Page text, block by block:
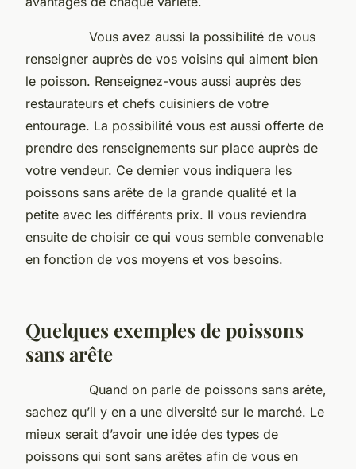
Vous avez aussi la possibilité de vous
renseigner auprès de vos voisins qui aiment bien
le poisson. Renseignez-vous aussi auprès des
restaurateurs et chefs cuisiniers de votre
entourage. La possibilité vous est aussi offerte de
prendre des renseignements sur place auprès de
votre vendeur. Ce dernier vous indiquera les
poissons sans arête de la grande qualité et la
petite avec les différents prix. Il vous reviendra
ensuite de choisir ce qui vous semble convenable
en fonction de vos moyens et vos besoins.
Quelques exemples de poissons
sans arête
Quand on parle de poissons sans arête,
sachez qu’il y en a une diversité sur le marché. Le
mieux serait d’avoir une idée des types de
poissons qui sont sans arêtes afin de vous en